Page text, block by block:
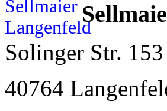
Solinger Str. 153
40764